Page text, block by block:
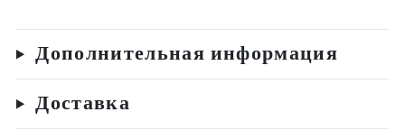
Дополнительная информация
Доставка